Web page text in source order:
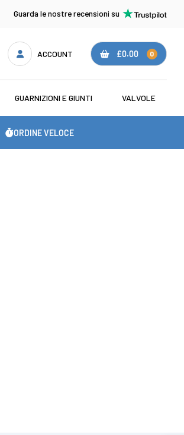
Guarda le nostre recensioni su
ACCOUNT £0.00 0
GUARNIZIONI E GIUNTI VALVOLE
ORDINE VELOCE